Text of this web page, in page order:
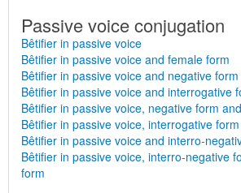
Passive voice conjugation
Bêtifier in passive voice
Bêtifier in passive voice and female form
Bêtifier in passive voice and negative form
Bêtifier in passive voice and interrogative
Bêtifier in passive voice, negative form
Bêtifier in passive voice, interrogative
Bêtifier in passive voice and interro-
Bêtifier in passive voice, interro-negative
form